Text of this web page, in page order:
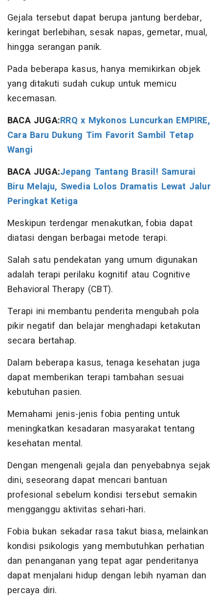
Gejala tersebut dapat berupa jantung berdebar,
keringat berlebihan, sesak napas, gemetar, mual,
hingga serangan panik.
Pada beberapa kasus, hanya memikirkan objek
yang ditakuti sudah cukup untuk memicu
kecemasan.
BACA JUGA:RRQ x Mykonos Luncurkan EMPIRE,
Cara Baru Dukung Tim Favorit Sambil Tetap
Wangi
BACA JUGA:Jepang Tantang Brasil! Samurai
Biru Melaju, Swedia Lolos Dramatis Lewat Jalur
Peringkat Ketiga
Meskipun terdengar menakutkan, fobia dapat
diatasi dengan berbagai metode terapi.
Salah satu pendekatan yang umum digunakan
adalah terapi perilaku kognitif atau Cognitive
Behavioral Therapy (CBT).
Terapi ini membantu penderita mengubah pola
pikir negatif dan belajar menghadapi ketakutan
secara bertahap.
Dalam beberapa kasus, tenaga kesehatan juga
dapat memberikan terapi tambahan sesuai
kebutuhan pasien.
Memahami jenis-jenis fobia penting untuk
meningkatkan kesadaran masyarakat tentang
kesehatan mental.
Dengan mengenali gejala dan penyebabnya sejak
dini, seseorang dapat mencari bantuan
profesional sebelum kondisi tersebut semakin
mengganggu aktivitas sehari-hari.
Fobia bukan sekadar rasa takut biasa, melainkan
kondisi psikologis yang membutuhkan perhatian
dan penanganan yang tepat agar penderitanya
dapat menjalani hidup dengan lebih nyaman dan
percaya diri.